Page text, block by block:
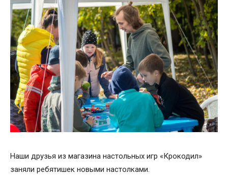
Наши друзья из магазина настольных игр «Крокодил»
заняли ребятишек новыми настолками.